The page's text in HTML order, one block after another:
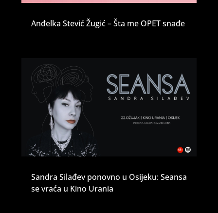
Anđelka Stević Žugić – Šta me OPET snađe
Sandra Silađev ponovno u Osijeku: Seansa
se vraća u Kino Urania